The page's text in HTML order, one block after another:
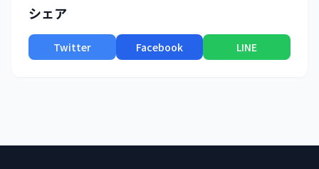
シェア
Twitter Facebook LINE